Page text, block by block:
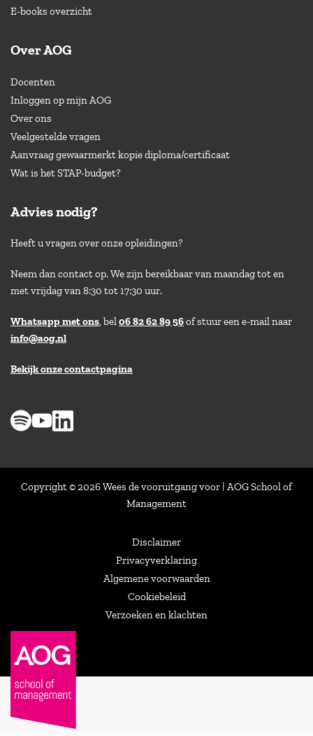
E-books overzicht
Over AOG
Docenten
Inloggen op mijn AOG
Over ons
Veelgestelde vragen
Aanvraag gewaarmerkt kopie diploma/certificaat
Wat is het STAP-budget?
Advies nodig?
Heeft u vragen over onze opleidingen?
Neem dan contact op. We zijn bereikbaar van maandag tot en
met vrijdag van 8:30 tot 17:30 uur.
Whatsapp met ons, bel06 82 62 89 56of stuur een e-mail naar
info@aog.nl
Bekijk onze contactpagina
Copyright © 2026 Wees de vooruitgang voor | AOG School of
Management
Disclaimer
Privacyverklaring
Algemene voorwaarden
Cookiebeleid
Verzoeken en klachten